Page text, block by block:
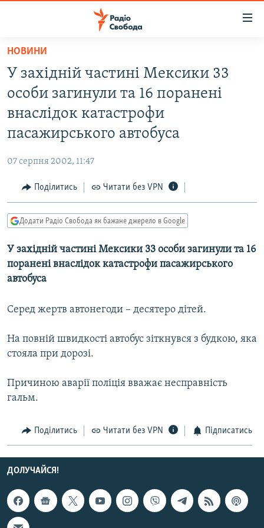
Перейти
основного
матеріалу
до
основної
Перейти
пошуку
ВСЕ ЗА ДОБУ
СУСПІЛЬСТВО
КУЛЬТУРА
СПОРТ
СВІТ
ДОНБАС.РЕАЛІЇ
КРИМ.РЕАЛІЇ
ТИ ЯК?
ПРИАЗОВ’Я
КИТАЙ.ВИКЛИКИ
ФОТО
СПЕЦПРОЄКТИ
ПОДКАСТИ
КРИМ РЕАЛІЇ
УКР
КТАТ
НОВИНИ
У західній частині Мексики 33
особи загинули та 16 поранені
внаслідок катастрофи
пасажирського автобуса
07 серпня 2002, 11:47
Поділитись Читати без VPN
Додати Радіо Свобода як бажане джерело в Google
У західній частині Мексики 33 особи загинули та 16
поранені внаслідок катастрофи пасажирського
автобуса
Серед жертв автонегоди – десятеро дітей.
На повній швидкості автобус зіткнувся з будкою, яка
стояла при дорозі.
Причиною аварії поліція вважає несправність
гальм.
Поділитись Читати без VPN Підписатись
ДОЛУЧАЙСЯ!